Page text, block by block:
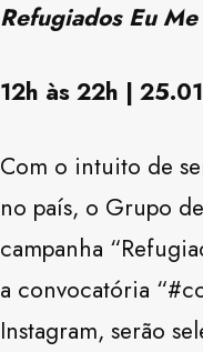
Refugiados Eu
12h às 22h |
Com o intuito de
no país, o Grupo
campanha
a convocatória
Instagram, serão